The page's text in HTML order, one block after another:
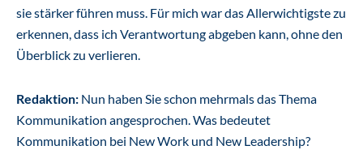
sie stärker führen muss. Für mich war das Allerwichtigste zu
erkennen, dass ich Verantwortung abgeben kann, ohne den
Überblick zu verlieren.
Redaktion: Nun haben Sie schon mehrmals das Thema
Kommunikation angesprochen. Was bedeutet
Kommunikation bei New Work und New Leadership?